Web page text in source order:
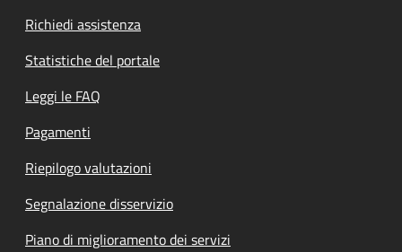
Richiedi assistenza
Statistiche del portale
Leggi le FAQ
Pagamenti
Riepilogo valutazioni
Segnalazione disservizio
Piano di miglioramento dei servizi